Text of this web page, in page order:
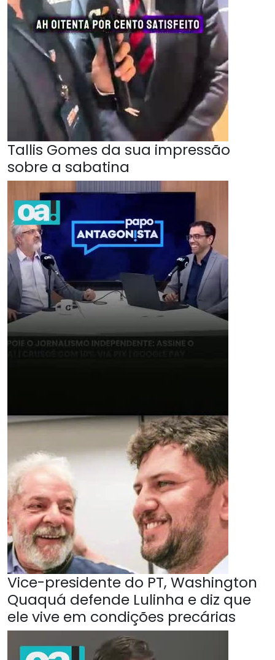
Tallis Gomes da sua impressão
sobre a sabatina
Vice-presidente do PT, Washington
Quaquá defende Lulinha e diz que
ele vive em condições precárias